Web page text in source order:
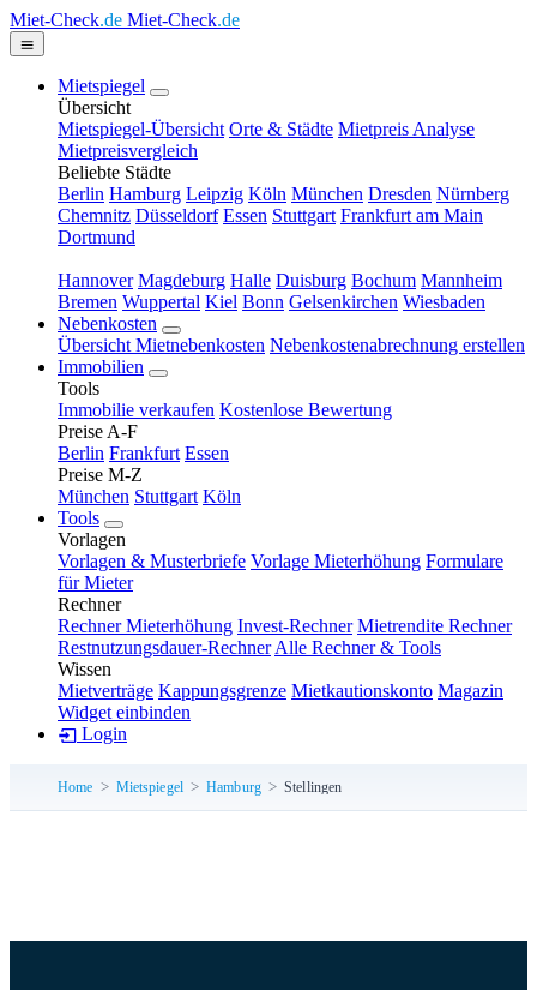
Miet-Check.de Miet-Check.de
Mietspiegel
Übersicht
Mietspiegel-Übersicht Orte & Städte Mietpreis Analyse
Mietpreisvergleich
Beliebte Städte
Berlin Hamburg Leipzig Köln München Dresden Nürnberg
Chemnitz Düsseldorf Essen Stuttgart Frankfurt am Main
Dortmund
Hannover Magdeburg Halle Duisburg Bochum Mannheim
Bremen Wuppertal Kiel Bonn Gelsenkirchen Wiesbaden
Nebenkosten
Übersicht Mietnebenkosten Nebenkostenabrechnung erstellen
Immobilien
Tools
Immobilie verkaufen Kostenlose Bewertung
Preise A-F
Berlin Frankfurt Essen
Preise M-Z
München Stuttgart Köln
Tools
Vorlagen
Vorlagen & Musterbriefe Vorlage Mieterhöhung Formulare
für Mieter
Rechner
Rechner Mieterhöhung Invest-Rechner Mietrendite Rechner
Restnutzungsdauer-Rechner Alle Rechner & Tools
Wissen
Mietverträge Kappungsgrenze Mietkautionskonto Magazin
Widget einbinden
Login
Home Mietspiegel Hamburg Stellingen